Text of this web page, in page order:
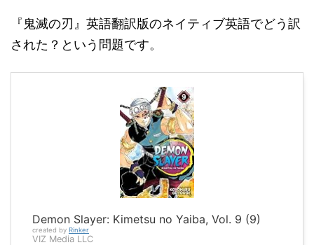
『鬼滅の刃』英語翻訳版のネイティブ英語でどう訳
された？という問題です。
Demon Slayer: Kimetsu no Yaiba, Vol. 9 (9)
created by Rinker
VIZ Media LLC